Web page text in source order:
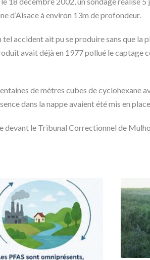
d’Alsace à environ 13m de profondeur.
tel accident ait pu se produire sans que
avait déjà en 1977 pollué le captage
de mètres cubes de cyclohexane
dans la nappe avaient été mis en
le Tribunal Correctionnel de